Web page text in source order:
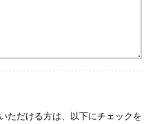
ただける方は、以下にチェックを